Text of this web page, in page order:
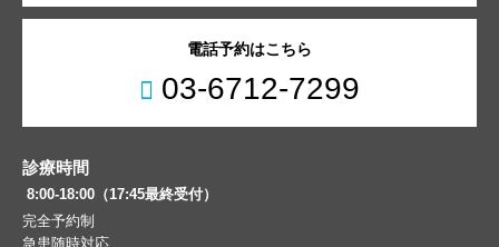
電話予約はこちら
03-6712-7299
診療時間
8:00-18:00（17:45最終受付）
完全予約制
急患随時対応